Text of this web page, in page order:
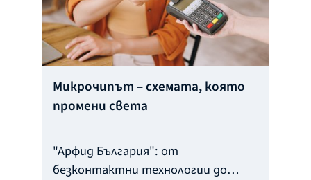
Микрочипът – схемата, която
промени света
"Арфид България": от
безконтактни технологии до